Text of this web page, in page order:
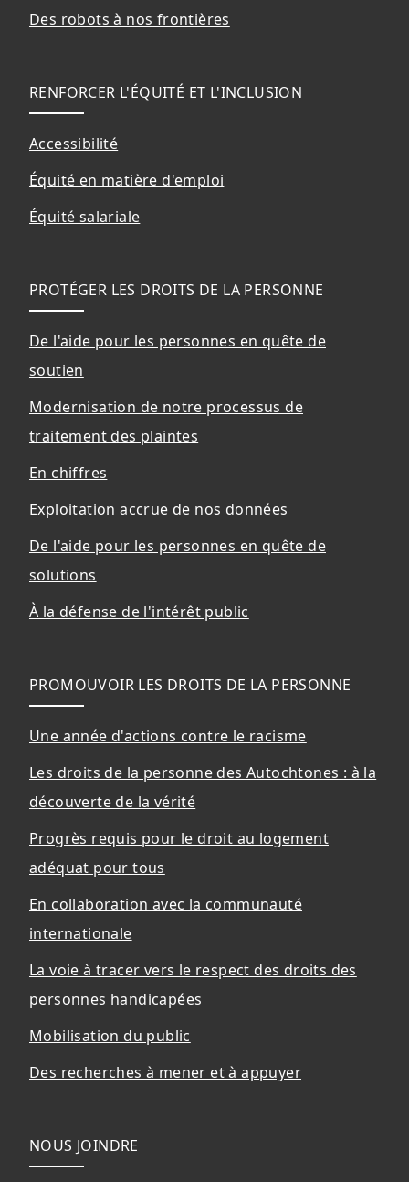
Des robots à nos frontières
RENFORCER L'ÉQUITÉ ET L'INCLUSION
Accessibilité
Équité en matière d'emploi
Équité salariale
PROTÉGER LES DROITS DE LA PERSONNE
De l'aide pour les personnes en quête de
soutien
Modernisation de notre processus de
traitement des plaintes
En chiffres
Exploitation accrue de nos données
De l'aide pour les personnes en quête de
solutions
À la défense de l'intérêt public
PROMOUVOIR LES DROITS DE LA PERSONNE
Une année d'actions contre le racisme
Les droits de la personne des Autochtones : à la
découverte de la vérité
Progrès requis pour le droit au logement
adéquat pour tous
En collaboration avec la communauté
internationale
La voie à tracer vers le respect des droits des
personnes handicapées
Mobilisation du public
Des recherches à mener et à appuyer
NOUS JOINDRE